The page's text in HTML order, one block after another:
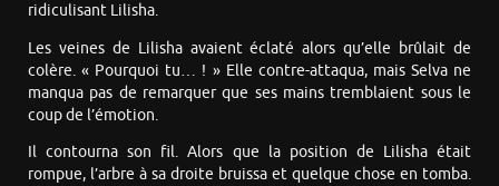
ridiculisant Lilisha.
Les veines de Lilisha avaient éclaté alors qu’elle brûlait de
colère. « Pourquoi tu… ! » Elle contre-attaqua, mais Selva ne
manqua pas de remarquer que ses mains tremblaient sous le
coup de l’émotion.
Il contourna son fil. Alors que la position de Lilisha était
rompue, l’arbre à sa droite bruissa et quelque chose en tomba.